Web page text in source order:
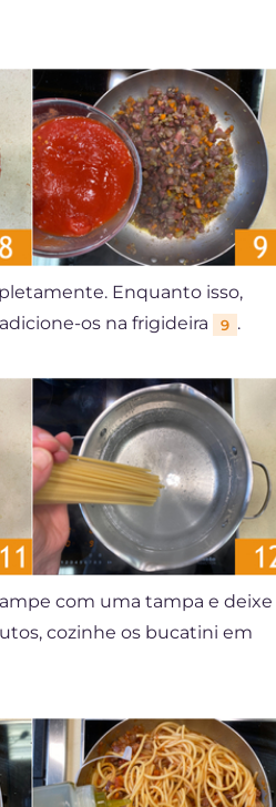
Enquanto isso,
os na frigideira 9 .
com uma tampa e deixe
cozinhe os bucatini em